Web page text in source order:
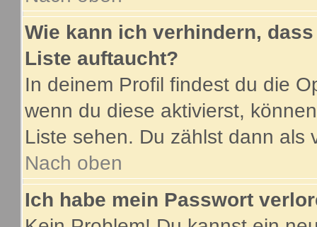
Wie kann ich verhindern,
Liste auftaucht?
In deinem Profil findest du die
wenn du diese aktivierst,
Liste sehen. Du zählst dann als
Nach oben
Ich habe mein Passwort